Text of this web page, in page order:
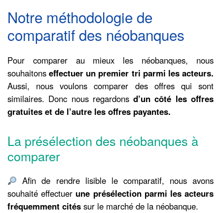
Notre méthodologie de
comparatif des néobanques
Pour comparer au mieux les néobanques, nous
souhaitonseffectuer un premier tri parmi les acteurs.
Aussi, nous voulons comparer des offres qui sont
similaires. Donc nous regardonsd’un côté les offres
gratuites et de l’autre les offres payantes.
La présélection des néobanques à
comparer
Afin de rendre lisible le comparatif, nous avons
souhaité effectuer une présélection parmi les acteurs
fréquemment cités sur le marché de la néobanque.